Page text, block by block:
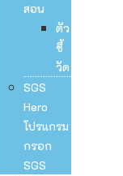
สอน
ตัว
ชี้
วัด
SGS
Hero
โปรแกรม
กรอก
SGS